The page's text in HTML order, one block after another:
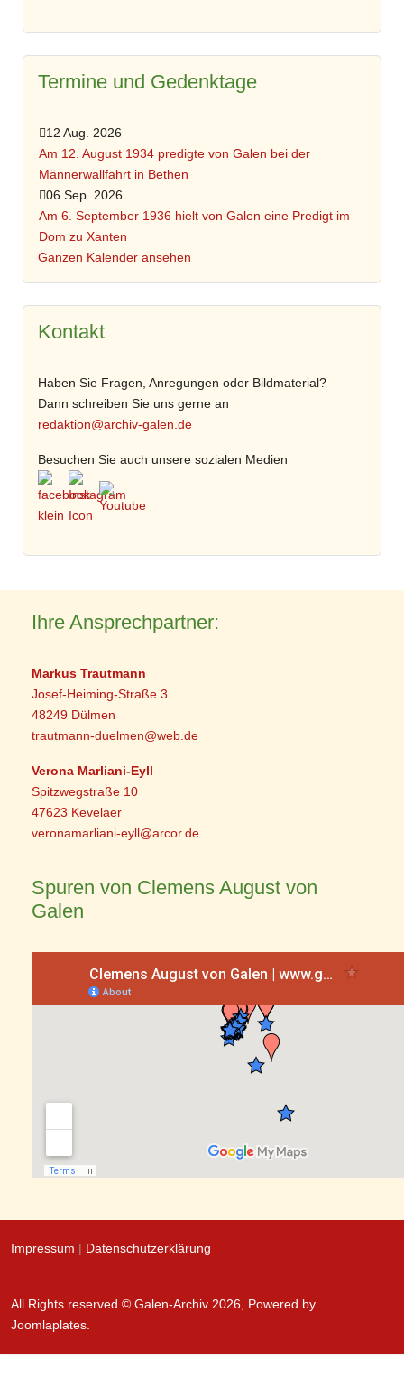
Termine und Gedenktage
12 Aug. 2026
Am 12. August 1934 predigte von Galen bei der
Männerwallfahrt in Bethen
06 Sep. 2026
Am 6. September 1936 hielt von Galen eine Predigt im
Dom zu Xanten
Ganzen Kalender ansehen
Kontakt
Haben Sie Fragen, Anregungen oder Bildmaterial?
Dann schreiben Sie uns gerne an
redaktion@archiv-galen.de
Besuchen Sie auch unsere sozialen Medien
Ihre Ansprechpartner:
Markus Trautmann
Josef-Heiming-Straße 3
48249 Dülmen
trautmann-duelmen@web.de
Verona Marliani-Eyll
Spitzwegstraße 10
47623 Kevelaer
veronamarliani-eyll@arcor.de
Spuren von Clemens August von
Galen
Impressum | Datenschutzerklärung
All Rights reserved © Galen-Archiv 2026, Powered by
Joomlaplates